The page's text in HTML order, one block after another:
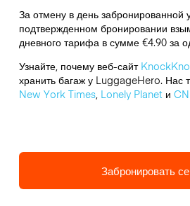
За отмену в день забронированной
подтвержденном бронировании
дневного тарифа в сумме €4.90 за
Узнайте, почему веб-сайт
хранить багаж у LuggageHero. Нас
New York Times, Lonely Planetи
Забронировать